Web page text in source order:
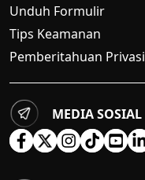
Unduh Formulir
Tips Keamanan
Pemberitahuan Privasi
MEDIA SOSIAL